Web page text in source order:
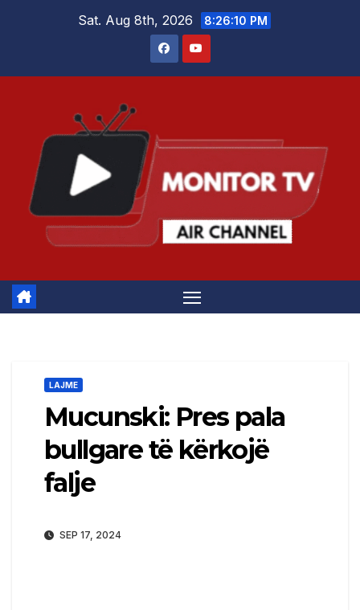
Sat. Aug 8th, 2026 8:26:10 PM
LAJME
Mucunski: Pres pala
bullgare të kërkojë
falje
SEP 17, 2024